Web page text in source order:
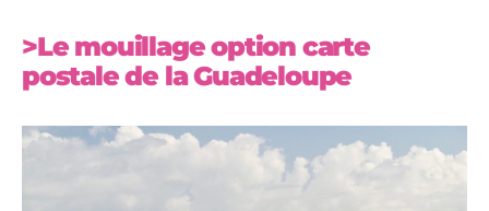
>Le mouillage option carte
postale de la Guadeloupe